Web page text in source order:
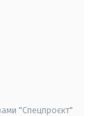
"Спецпроєкт"